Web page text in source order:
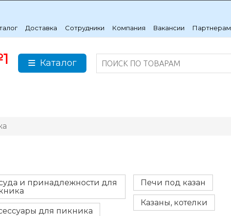
Доставка Сотрудники Компания Вакансии Партнерам
Каталог
и принадлежности для
для пикника
Печи под казан
Казаны, котелки